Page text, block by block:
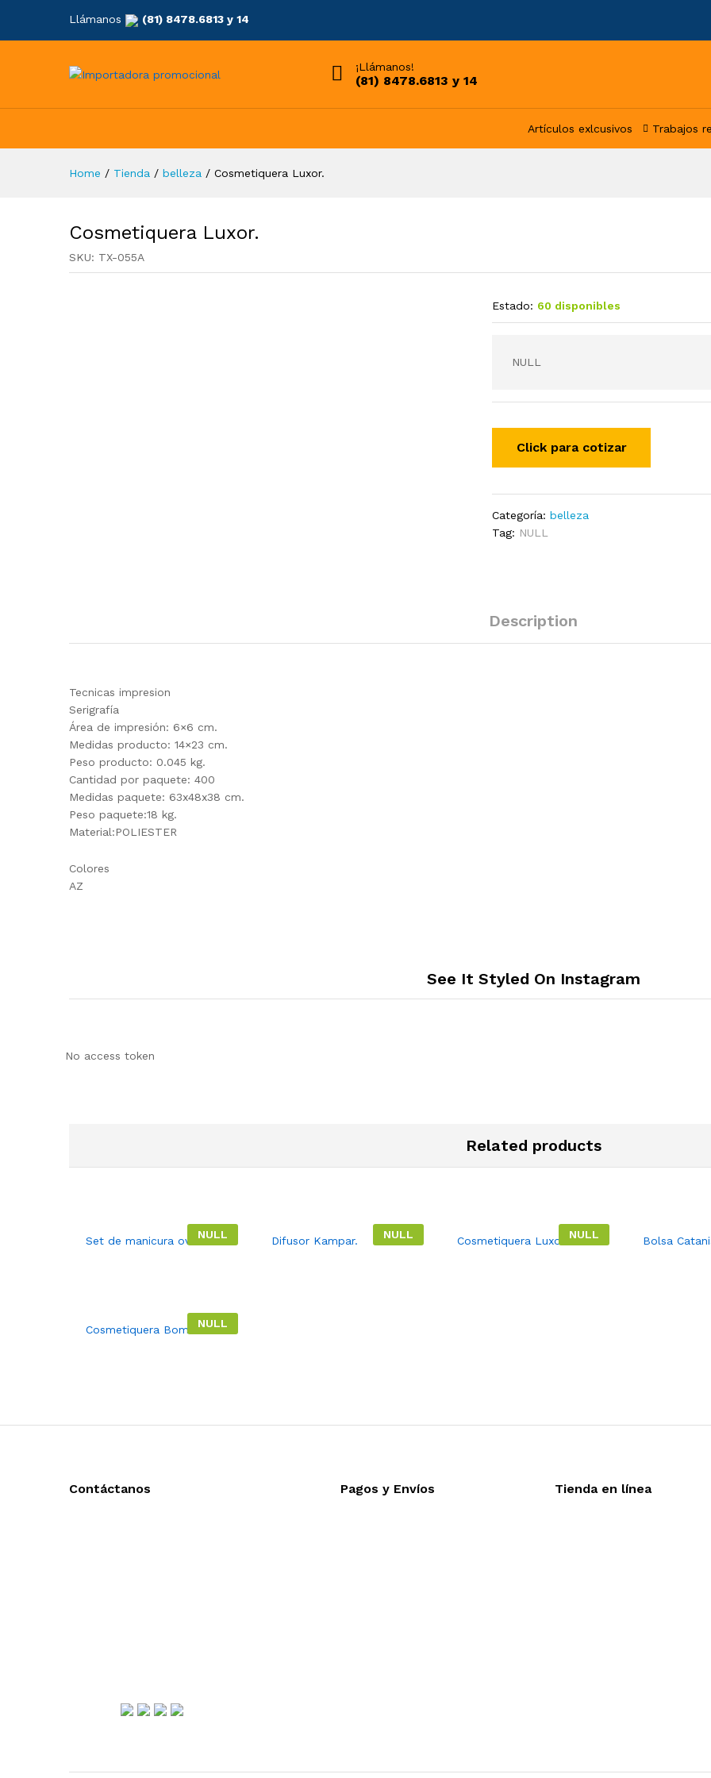
Llámanos (81) 8478.6813 y 14
¡Llámanos!
(81) 8478.6813 y 14
Artículos exlcusivos Trabajos
Home / Tienda / belleza / Cosmetiquera Luxor.
Cosmetiquera Luxor.
SKU: TX-055A
Estado: 60 disponibles
NULL
Categoría:belleza
Tag: NULL
Description
Tecnicas impresion
Serigrafía
Área de impresión: 6×6 cm.
Medidas producto: 14×23 cm.
Peso producto: 0.045 kg.
Cantidad por paquete: 400
Medidas paquete: 63x48x38 cm.
Peso paquete:18 kg.
Material:POLIESTER
Colores
AZ
See It Styled On Instagram
No access token
Related products
NULL
Set de manicura ovalado. NULL
Difusor Kampar. NULL
Cosmetiquera Luxor. Bolsa
NULL
Cosmetiquera Bomet.
Contáctanos Pagos y Envíos Tienda en línea